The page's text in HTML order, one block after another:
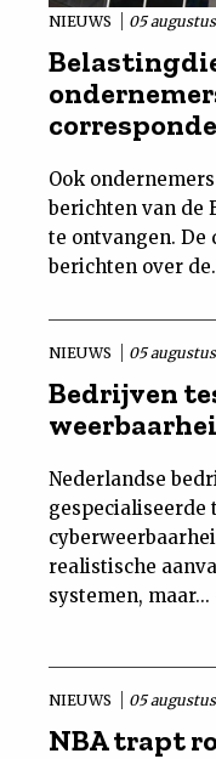
NIEUWS 05
Ook
berichten van de
te ontvangen.
berichten over
NIEUWS 05
Bedrijven
Nederlandse
gespecialiseerde
realistische
systemen, maar...
NIEUWS 05
NBA trapt